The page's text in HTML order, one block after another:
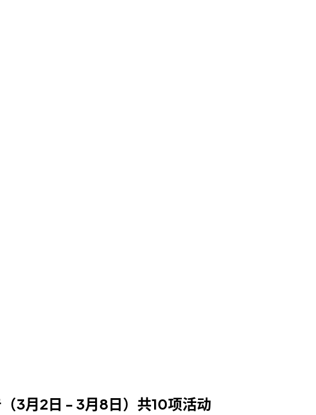
3月2日 - 3月8日）共10项活动